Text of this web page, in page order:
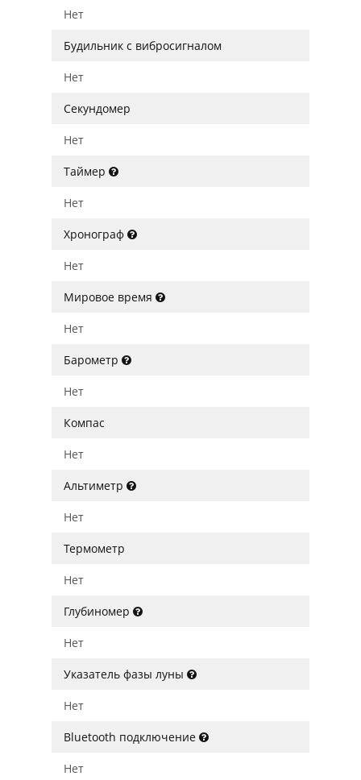
Нет
Будильник с вибросигналом
Нет
Секундомер
Нет
Таймер
Нет
Хронограф
Нет
Мировое время
Нет
Барометр
Нет
Компас
Нет
Альтиметр
Нет
Термометр
Нет
Глубиномер
Нет
Указатель фазы луны
Нет
Bluetooth подключение
Нет